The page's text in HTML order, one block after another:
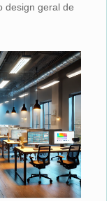
design geral de